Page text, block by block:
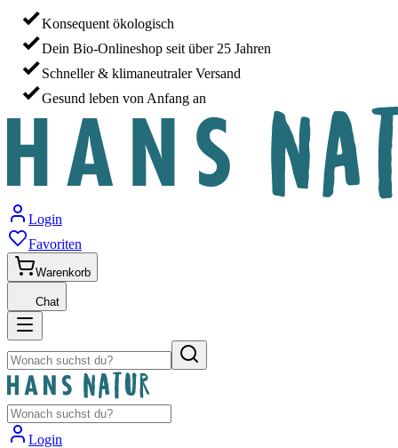
Konsequent ökologisch
Dein Bio-Onlineshop seit über 25 Jahren
Schneller & klimaneutraler Versand
Gesund leben von Anfang an
Login
Favoriten
Warenkorb
Chat
Login